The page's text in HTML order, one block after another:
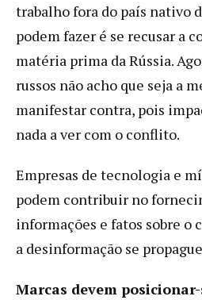
trabalho fora do país nativo
podem fazer é se recusar a
matéria prima da Rússia.
russos não acho que seja a
manifestar contra, pois
nada a ver com o conflito.
Empresas de tecnologia e
podem contribuir no
informações e fatos sobre o
a desinformação se
Marcas devem